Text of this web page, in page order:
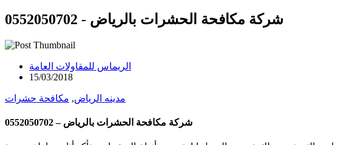
شركة مكافحة الحشرات بالرياض - 0552050702
الريماس للمقاولات العامة
15/03/2018
مدينه الرياض, مكافحة حشرات
شركة مكافحة الحشرات بالرياض – 0552050702